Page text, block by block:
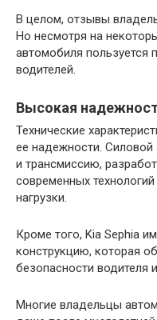
В целом, отзывы
Но несмотря на
автомобиля пользуется
водителей.
Высокая
Технические
ее надежности. Силовой
и трансмиссию,
современных
нагрузки.
Кроме того, Kia Sephia
конструкцию, которая
безопасности водителя
Многие владельцы